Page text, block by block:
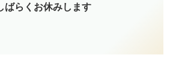
ばらくお休みします